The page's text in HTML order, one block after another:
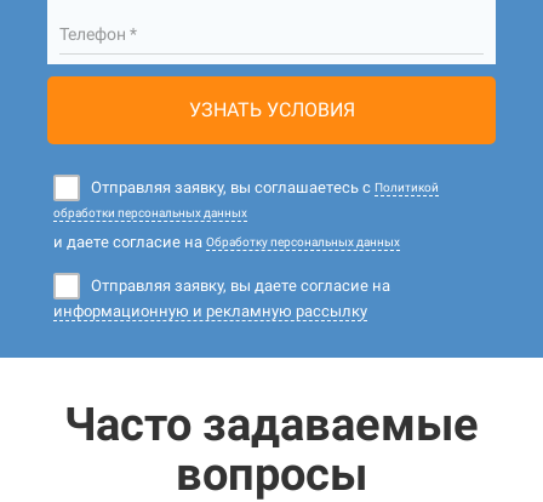
Телефон *
УЗНАТЬ УСЛОВИЯ
Отправляя заявку, вы соглашаетесь с Политикой
обработки персональных данных
и даете согласие на Обработку персональных данных
Отправляя заявку, вы даете согласие на
информационную и рекламную рассылку
Часто задаваемые
вопросы